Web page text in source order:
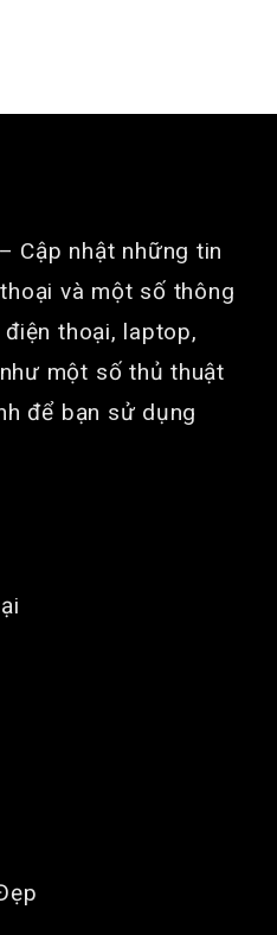
– Cập nhật những tin
và một số thông
thoại, laptop,
một số thủ thuật
để bạn sử dụng